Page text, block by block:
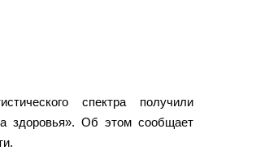
спектра получили
здоровья». Об этом сообщает